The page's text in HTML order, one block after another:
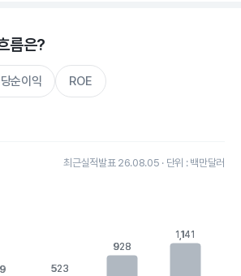
름은?
순이익 ROE
최근실적발표 26.08.05 · 단위 : 백만달러
displaying values. Data ranges from
523
523
928
928
1,141
1,141